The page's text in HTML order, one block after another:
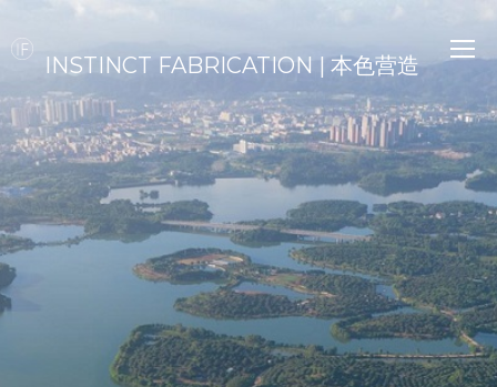
INSTINCT FABRICATION | 本色营造